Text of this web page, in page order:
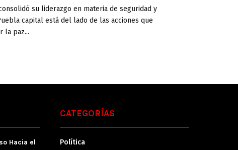
su liderazgo en materia de seguridad y
capital está del lado de las acciones que
la paz...
Hacia el
CATEGORÍAS
Política